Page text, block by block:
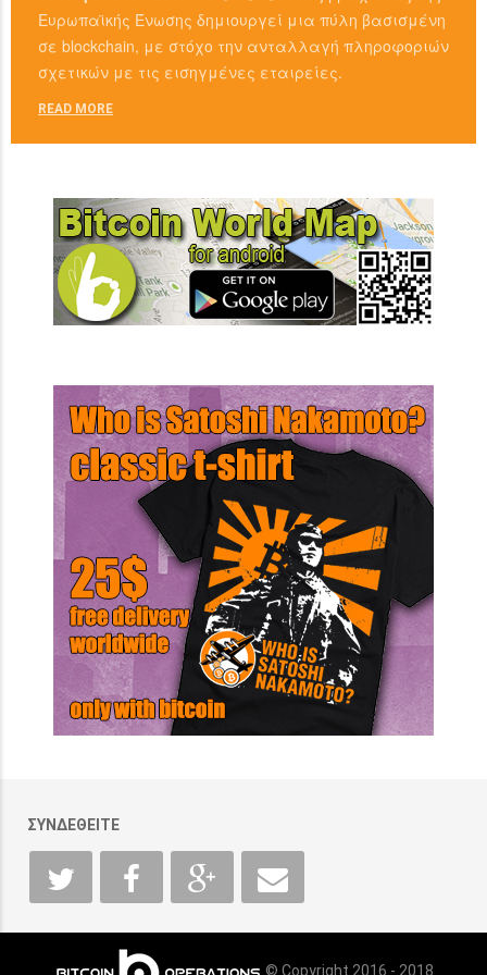
Ευρωπαϊκής Ένωσης δημιουργεί μια πύλη βασισμένη
σε blockchain, με στόχο την ανταλλαγή πληροφοριών
σχετικών με τις εισηγμένες εταιρείες.
READ MORE
ΣΥΝΔΕΘΕΙΤΕ
© Copyright 2016 - 2018